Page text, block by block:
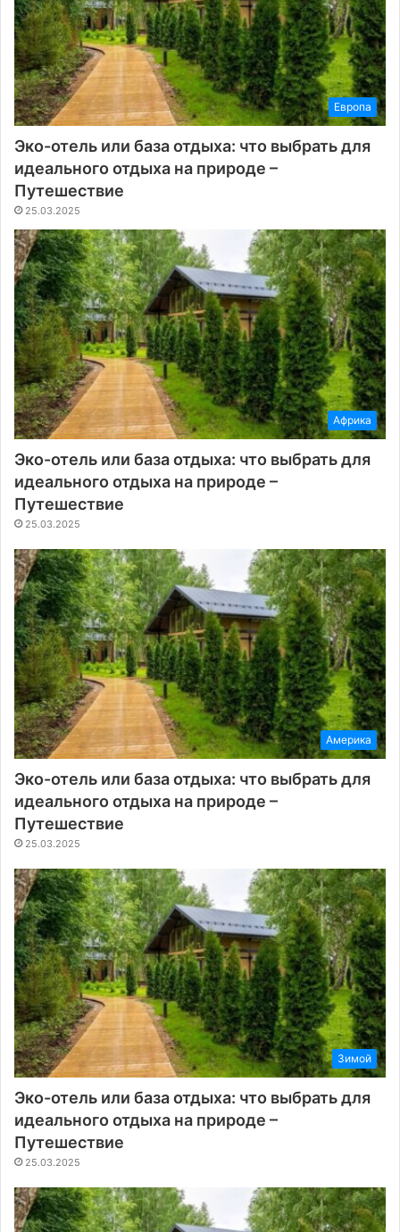
Европа
Эко-отель или база отдыха: что выбрать для
идеального отдыха на природе –
Путешествие
25.03.2025
Африка
Эко-отель или база отдыха: что выбрать для
идеального отдыха на природе –
Путешествие
25.03.2025
Америка
Эко-отель или база отдыха: что выбрать для
идеального отдыха на природе –
Путешествие
25.03.2025
Зимой
Эко-отель или база отдыха: что выбрать для
идеального отдыха на природе –
Путешествие
25.03.2025